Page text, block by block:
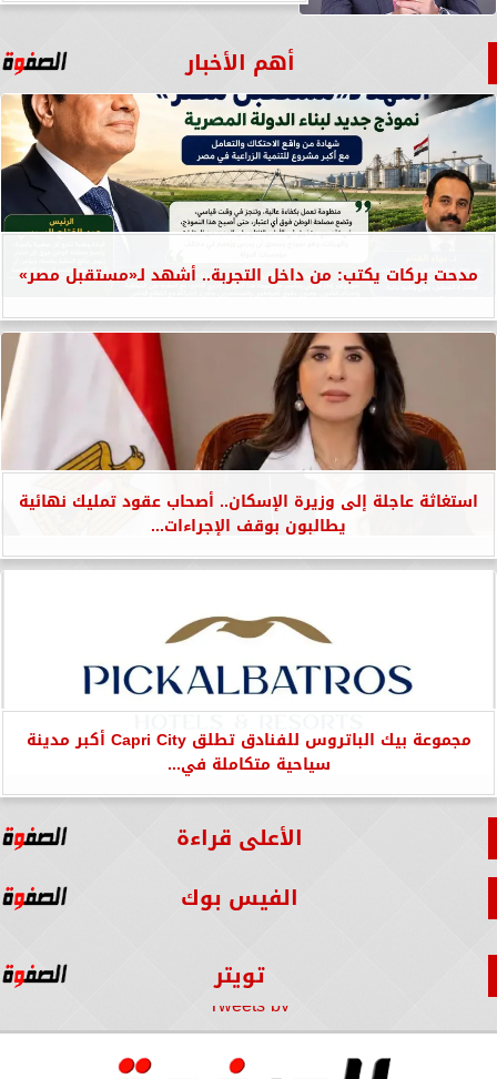
أهم الأخبار
مدحت بركات يكتب: من داخل التجربة.. أشهد لـ«مستقبل مصر»
استغاثة عاجلة إلى وزيرة الإسكان.. أصحاب عقود تمليك نهائية
يطالبون بوقف الإجراءات...
مجموعة بيك الباتروس للفنادق تطلق Capri City أكبر مدينة
سياحية متكاملة في...
الأعلى قراءة
الفيس بوك
تويتر
Tweets by